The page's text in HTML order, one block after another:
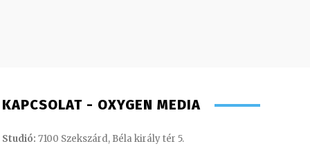
KAPCSOLAT - OXYGEN MEDIA
Studió: 7100 Szekszárd, Béla király tér 5.